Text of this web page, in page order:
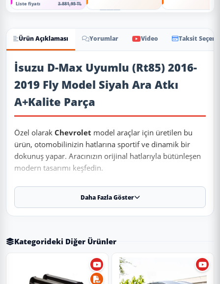
Liste fiyatı
3.881,95 TL
Ürün Açıklaması Yorumlar Video Taksit
Ürün Açıklaması
İsuzu D-Max Uyumlu (Rt85) 2016-
2019 Fly Model Siyah Ara Atkı
A+Kalite Parça
Özel olarak Chevrolet model araçlar için üretilen bu
ürün, otomobilinizin hatlarına sportif ve dinamik bir
dokunuş yapar. Aracınızın orijinal hatlarıyla bütünleşen
modern tasarımı keşfedin.
✨ Ürün Özellikleri ve Avantajları
✔ Uyumlu Yıllar:2016 - 2017 - 2018 - 2019 modelleriyle tam
⚠️ Aracınızın modeli 2016 (ve altı) veya 2019 (ve üstü) ise, kasa
Dayanıklı ve uzun ömürlü malzeme.
Daha Fazla Göster
Kategorideki Diğer Ürünler